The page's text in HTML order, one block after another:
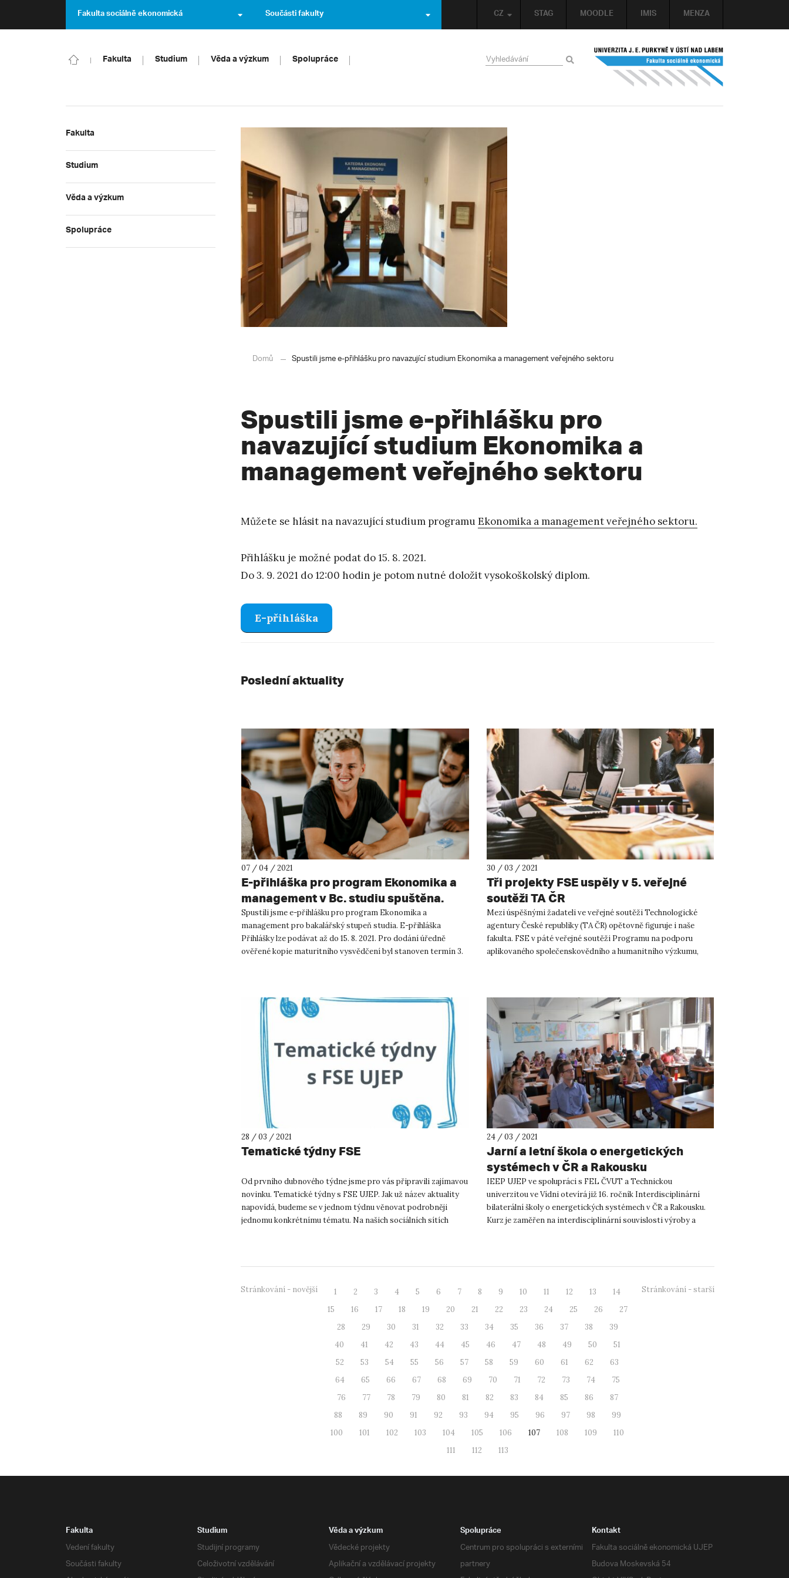
STAG MOODLE IMIS MENZA
CZ
Fakulta sociálně ekonomická Součásti fakulty
Fakulta Studium Věda a výzkum Spolupráce
Fakulta
Studium
Věda a výzkum
Spolupráce
Domů Spustili jsme e-přihlášku pro navazující studium Ekonomika a management veřejného sektoru
Spustili jsme e-přihlášku pro
navazující studium Ekonomika a
management veřejného sektoru
Můžete se hlásit na navazující studium programuEkonomika a management veřejného sektoru.
Přihlášku je možné podat do 15. 8. 2021.
Do 3. 9. 2021 do 12:00 hodin je potom nutné doložit vysokoškolský diplom.
E-přihláška
Poslední aktuality
07 / 04 / 2021
E-přihláška pro program Ekonomika a
management v Bc. studiu spuštěna.
Spustili jsme e-přihlášku pro program Ekonomika a
management pro bakalářský stupeň studia. E-přihláška
Přihlášky lze podávat až do 15. 8. 2021. Pro dodání úředně
ověřené kopie maturitního vysvědčení byl stanoven termín 3.
30 / 03 / 2021
Tři projekty FSE uspěly v 5. veřejné
soutěži TA ČR
Mezi úspěšnými žadateli ve veřejné soutěži Technologické
agentury České republiky (TA ČR) opětovně figuruje i naše
fakulta. FSE v páté veřejné soutěži Programu na podporu
aplikovaného společenskovědního a humanitního výzkumu,
28 / 03 / 2021
Tematické týdny FSE
Od prvního dubnového týdne jsme pro vás připravili zajímavou
novinku. Tematické týdny s FSE UJEP. Jak už název aktuality
napovídá, budeme se v jednom týdnu věnovat podrobněji
jednomu konkrétnímu tématu. Na našich sociálních sítích
24 / 03 / 2021
Jarní a letní škola o energetických
systémech v ČR a Rakousku
IEEP UJEP ve spolupráci s FEL ČVUT a Technickou
univerzitou ve Vídni otevírá již 16. ročník Interdisciplinární
bilaterální školy o energetických systémech v ČR a Rakousku.
Kurz je zaměřen na interdisciplinární souvislosti výroby a
Stránkování - novější 1 2 3 4 5 6 7 8 9 10 11 12 13
14
15
16 17 18 19 20 21 22 23 24 25 26
27
28
29 30 31 32 33 34 35 36 37 38
39
40
41 42 43 44 45 46 47 48 49 50
51
52
53 54 55 56 57 58 59 60 61 62
63
64
65 66 67 68 69 70 71 72 73 74
75
76
77 78 79 80 81 82 83 84 85 86
87
88
89 90 91 92 93 94 95 96 97 98
99
100
101 102 103 104 105 106 107 108 109
110
111
112 113
Stránkování - starší
Fakulta
Vedení fakulty
Součásti fakulty
Studium
Studijní programy
Celoživotní vzdělávání
Věda a výzkum
Vědecké projekty
Aplikační a vzdělávací projekty
Spolupráce
Centrum pro spolupráci s externími
partnery
Kontakt
Fakulta sociálně ekonomická UJEP
Budova Moskevská 54